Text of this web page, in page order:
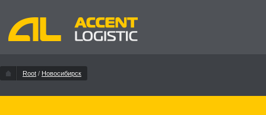
Root / Новосибирск